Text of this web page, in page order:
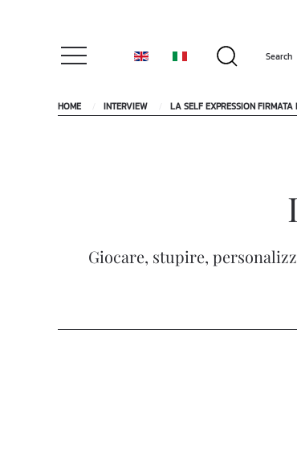
HOME INTERVIEW LA SELF EXPRESSION FIRMATA
Giocare, stupire,